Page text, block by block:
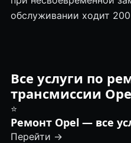
обслуживании ходит
Все услуги по
трансмиссии
⭐
Ремонт Opel — все
Перейти →